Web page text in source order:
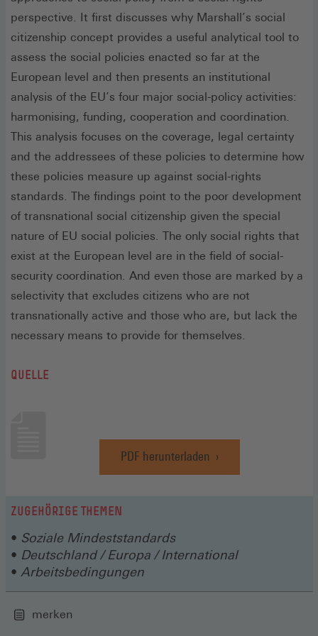
perspective. It first discusses why Marshall’s social
citizenship concept provides a useful analytical tool to
assess the social policies enacted so far at the
European level and then presents an institutional
analysis of the EU’s four major social-policy activities:
harmonising, funding, cooperation and coordination.
This analysis focuses on the coverage, legal certainty
and the addressees of these policies to determine how
these policies measure up against social-rights
standards. The findings point to the poor development
of transnational social citizenship given the special
nature of EU social policies. The only social rights that
exist at the European level are in the field of social-
security coordination. And even those are marked by a
selectivity that excludes citizens who are not
transnationally active and those who are, but lack the
necessary means to provide for themselves.
QUELLE
PDF herunterladen
(Öffnet
in
ZUGEHÖRIGE THEMEN
Soziale Mindeststandards
Deutschland / Europa / International
Arbeitsbedingungen
merken